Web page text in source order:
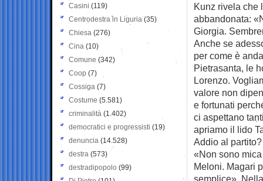
Kunz rivela che
abbandonata:
Giorgia.
Anche se
per come è
Pietrasanta, le
Lorenzo.
valore non
e fortunati
ci aspettano
apriamo il lido
Addio al partito?
«Non sono
Meloni. Magari
semplice».
Casini (119)
Centrodestra in Liguria (35)
Chiesa (276)
Cina (10)
Comune (342)
Coop (7)
Cossiga (7)
Costume (5.581)
criminalità (1.402)
democratici e progressisti (19)
denuncia (14.528)
destra (573)
destradipopolo (99)